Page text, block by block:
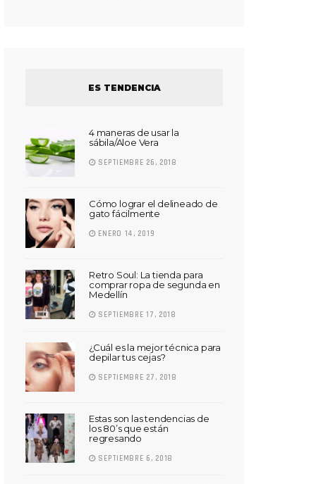
ES TENDENCIA
4 maneras de usar la
sábila/Aloe Vera
SEPTIEMBRE 26, 2018
Cómo lograr el delineado de
gato fácilmente
ENERO 14, 2019
Retro Soul: La tienda para
comprar ropa de segunda en
Medellín
SEPTIEMBRE 17, 2018
¿Cuál es la mejor técnica para
depilar tus cejas?
SEPTIEMBRE 27, 2018
Estas son las tendencias de
los 80’s que están
regresando
SEPTIEMBRE 6, 2018